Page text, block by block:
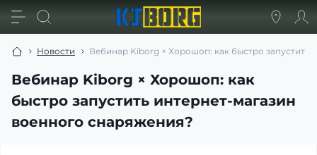
Новости Вебинар Kiborg × Хорошоп: как быстро запустить
Вебинар Kiborg × Хорошоп: как
быстро запустить интернет-магазин
военного снаряжения?